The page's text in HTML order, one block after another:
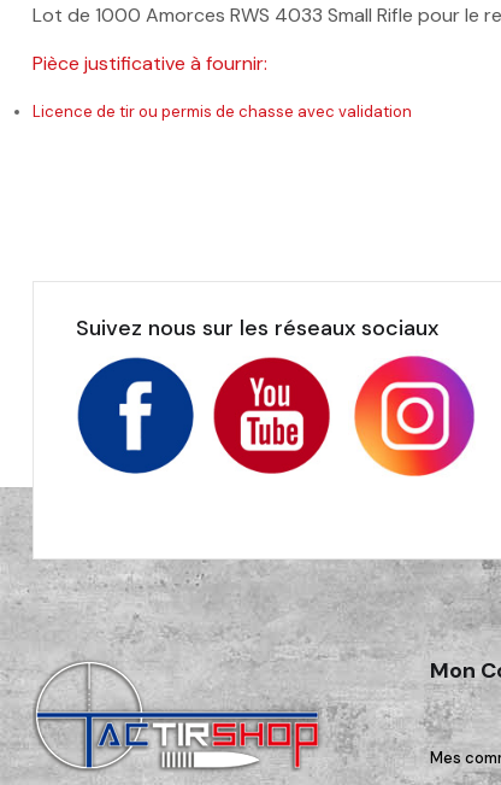
Lot de 1000 Amorces RWS 4033 Small Rifle pour le
Pièce justificative à fournir:
Licence de tir ou permis de chasse avec validation
Suivez nous sur les réseaux sociaux
Mon
Mes